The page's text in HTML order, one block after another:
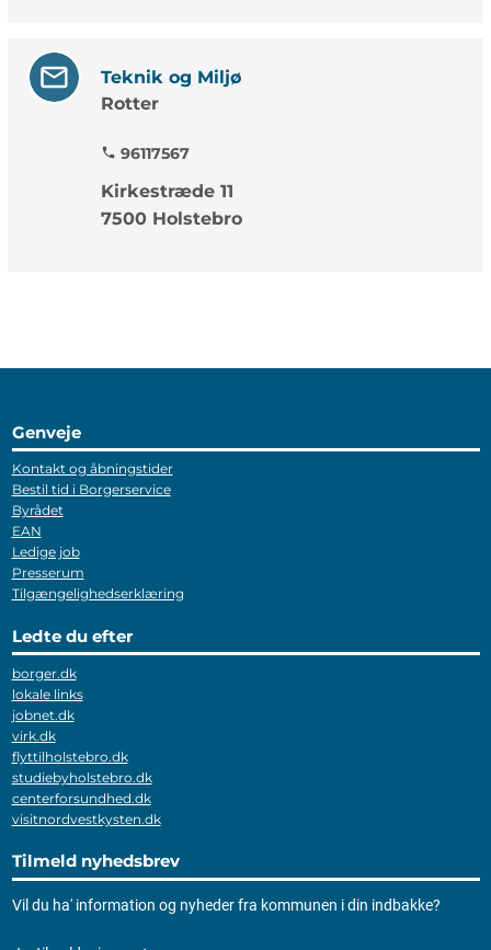
Teknik og Miljø
Rotter
phone 96117567
Kirkestræde 11
7500 Holstebro
Genveje
Kontakt og åbningstider
Bestil tid i Borgerservice
Byrådet
EAN
Ledige job
Presserum
Tilgængelighedserklæring
Ledte du efter
borger.dk
lokale links
jobnet.dk
virk.dk
flyttilholstebro.dk
studiebyholstebro.dk
centerforsundhed.dk
visitnordvestkysten.dk
Tilmeld nyhedsbrev
Vil du ha' information og nyheder fra kommunen i din indbakke?